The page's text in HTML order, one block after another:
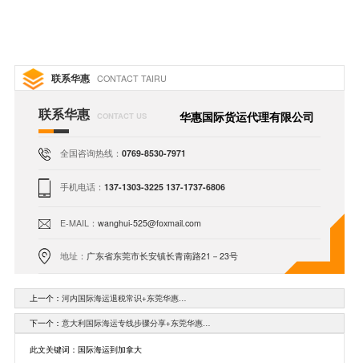
联系华惠 CONTACT TAIRU
联系华惠 CONTACT US 华惠国际货运代理有限公司
全国咨询热线：0769-8530-7971
手机电话：137-1303-3225 137-1737-6806
E-MAIL：wanghui-525@foxmail.com
地址： 广东省东莞市长安镇长青南路21－23号
上一个： 河内国际海运退税常识+东莞华惠…
下一个： 意大利国际海运专线步骤分享+东莞华惠…
此文关键词：国际海运到加拿大